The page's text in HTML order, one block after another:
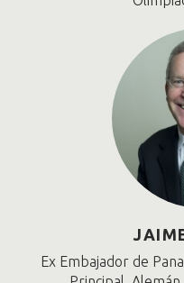
Ex Embajador de